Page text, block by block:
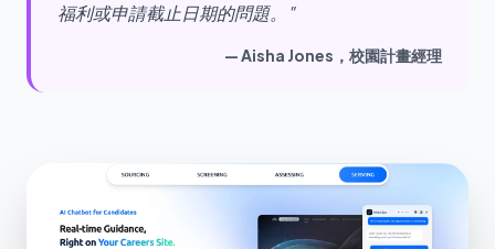
福利或申請截止日期的問題。"
— Aisha Jones，校園計畫經理